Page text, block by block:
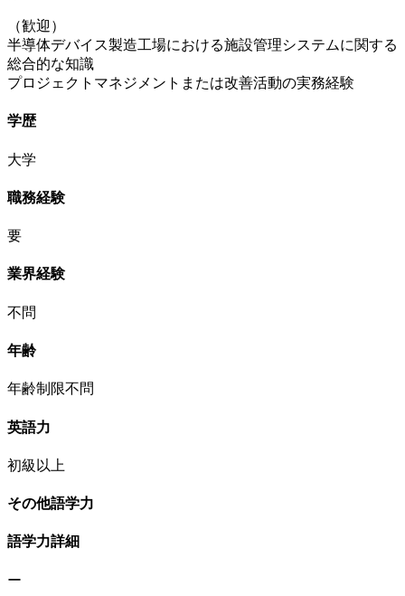
（歓迎）
半導体デバイス製造工場における施設管理システムに関する
総合的な知識
プロジェクトマネジメントまたは改善活動の実務経験
学歴
大学
職務経験
要
業界経験
不問
年齢
年齢制限不問
英語力
初級以上
その他語学力
語学力詳細
ー